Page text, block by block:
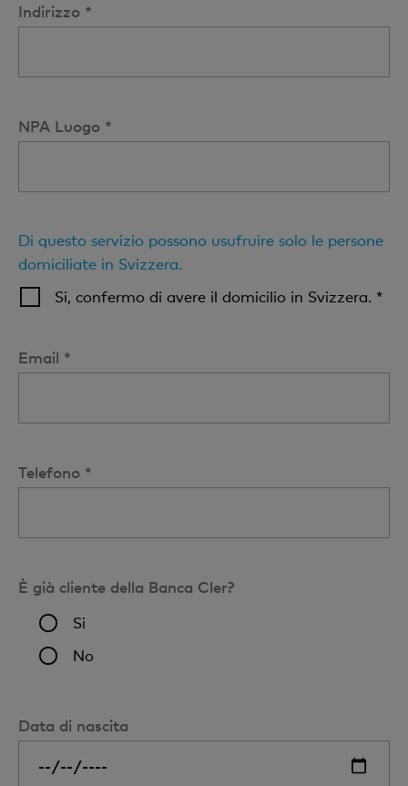
Indirizzo *
NPA Luogo *
Di questo servizio possono usufruire solo le persone
domiciliate in Svizzera.
Si, confermo di avere il domicilio in Svizzera. *
Email *
Telefono *
È già cliente della Banca Cler?
Si
No
Data di nascita